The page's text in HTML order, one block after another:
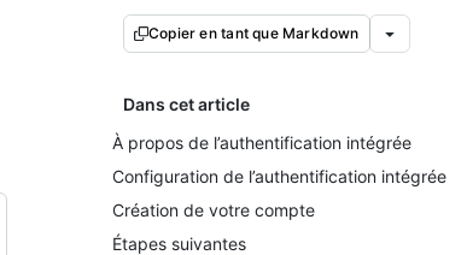
Copier en tant que Markdown
Dans cet article
À propos de l’authentification intégrée
Configuration de l’authentification intégrée
Création de votre compte
Étapes suivantes